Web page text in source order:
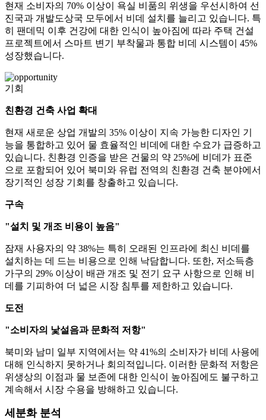
현재 소비자의 70% 이상이 욕실 비품의 위생을 우선시하여 선
진국과 개발도상국 모두에서 비데 설치를 늘리고 있습니다. 특
히 팬데믹 이후 건강에 대한 인식이 높아짐에 따라 주택 건설
프로젝트에서 스마트 변기 부착물과 통합 비데 시스템이 45%
성장했습니다.
기회
친환경 건축 사업 확대
현재 새로운 상업 개발의 ​​35% 이상이 지속 가능한 디자인 기
능을 통합하고 있어 물 효율적인 비데에 대한 수요가 급증하고
있습니다. 친환경 인증을 받은 건물의 약 25%에 비데가 표준
으로 포함되어 있어 북미와 유럽 전역의 친환경 건축 분야에서
장기적인 성장 기회를 창출하고 있습니다.
구속
"설치 및 개조 비용이 높음"
잠재 사용자의 약 38%는 특히 오래된 인프라에 최신 비데를
설치하는 데 드는 비용으로 인해 낙담합니다. 또한, 저소득층
가구의 29% 이상이 배관 개조 및 전기 요구 사항으로 인해 비
데를 기피하여 더 넓은 시장 침투를 제한하고 있습니다.
도전
"소비자의 낯설음과 문화적 저항"
북미와 남미 일부 지역에서는 약 41%의 소비자가 비데 사용에
대해 인식하지 못하거나 회의적입니다. 이러한 문화적 저항은
위생상의 이점과 물 보존에 대한 인식이 높아짐에도 불구하고
계속해서 시장 수용을 방해하고 있습니다.
세분화 분석